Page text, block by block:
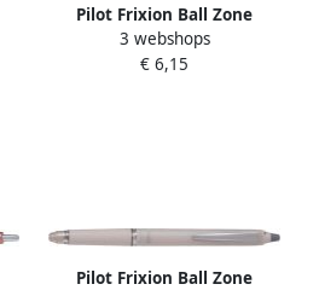
Pilot Frixion Ball Zone
gelroller uitwisbaar
medium punt 0 7 mm in
3 webshops
€ 6,15
Pilot Frixion Ball Zone